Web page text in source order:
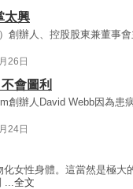
太興
創辦人、控股股東兼董事
26日
會圖利
創辦人David Webb因為患
24日
化女性身體。這當然是極大
...全文